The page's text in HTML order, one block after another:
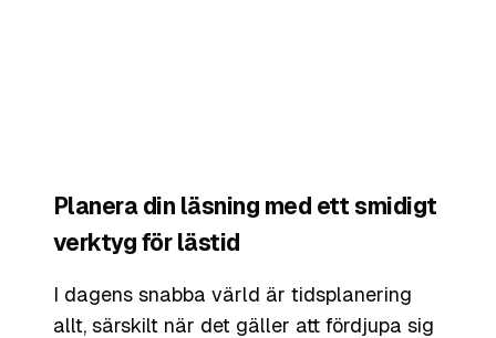
Planera din läsning med ett smidigt
verktyg för lästid
I dagens snabba värld är tidsplanering
allt, särskilt när det gäller att fördjupa sig